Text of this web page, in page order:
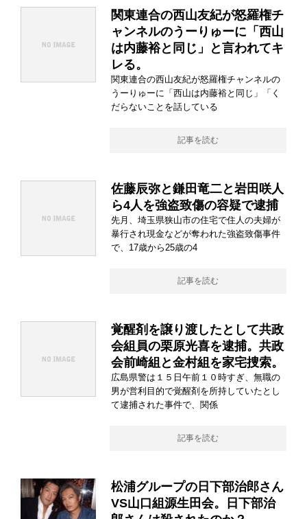
関東連合の西山友紀が怒羅権チ
ャンネルのうーりゅーに「西山
は内藤裕と同じ」と言われてキ
レる。
関東連合の西山友紀が怒羅権チャンネルの
うーりゅーに「西山は内藤裕と同じ」「く
だらないことを話している
記事を読む
佐藤辰弥と鎌田竜二と岩田咲人
ら4人を強盗致傷の容疑で逮捕
先月、埼玉県狭山市の住宅で住人の夫婦が
暴行され現金などが奪われた強盗致傷事件
で、17歳から25歳の4
記事を読む
覚醒剤を譲り渡したとして共政
会組員の栗原光喜を逮捕。共政
会前崎組と金村組を家宅捜索。
広島県警は１５日午前１０時すぎ、無職の
男が営利目的で覚醒剤を所持していたとし
て逮捕された事件で、関係
記事を読む
松浦グループの日下部治郎さん
VS山口組源生田会。日下部治